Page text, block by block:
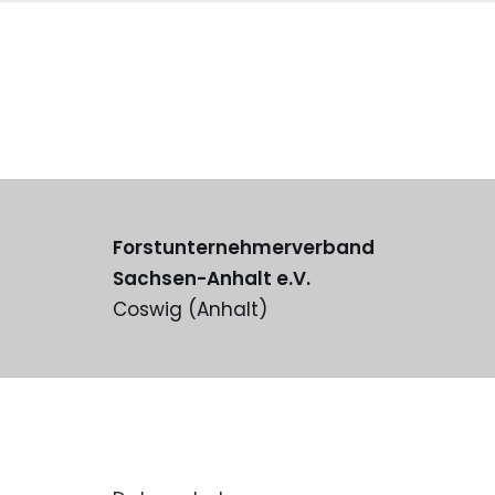
Forstunternehmerverband
Sachsen-Anhalt e.V.
Coswig (Anhalt)